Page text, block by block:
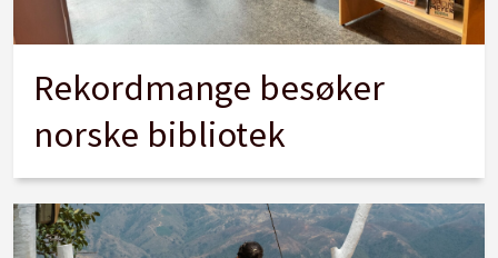
Rekordmange besøker
norske bibliotek